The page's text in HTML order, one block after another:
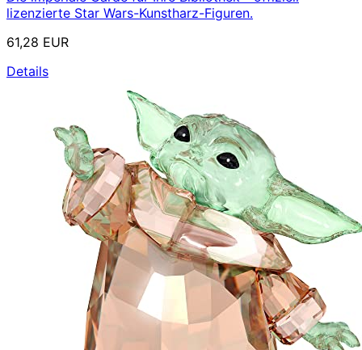
lizenzierte Star Wars-Kunstharz-Figuren.
61,28 EUR
Details